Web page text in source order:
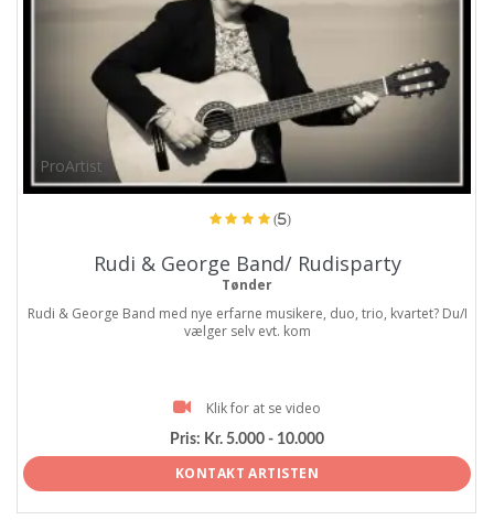
ProArtist
(5)
Rudi & George Band/ Rudisparty
Tønder
Rudi & George Band med nye erfarne musikere, duo, trio, kvartet? Du/I
vælger selv evt. kom
Klik for at se video
Pris: Kr. 5.000 - 10.000
KONTAKT ARTISTEN